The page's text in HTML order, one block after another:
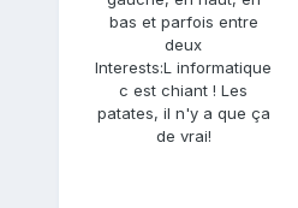
bas et parfois entre
deux
Interests:L informatique
c est chiant ! Les
patates, il n'y a que ça
de vrai!